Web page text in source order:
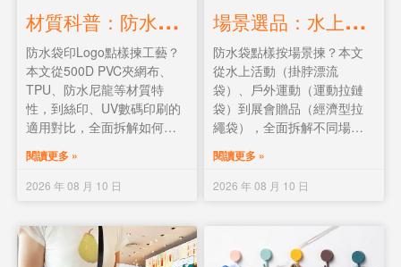
材
質科普：防水袋印Logo怎麼選工藝？PVC、TPU、夾網布材質與印刷對比
防水袋印Logo點樣揀工藝？
本文從500D PVC夾網布、
TPU、防水尼龍等材質特
性，到絲印、UV數碼印刷的
適用對比，全面拆解如何確
保訂製Logo在長期泡水後不
脫落。附少年警訊客製化戶
外防水袋實例，助你精準選
閱讀更多 »
2026 年 08 月 10 日
場
景選品：水上活動、戶外運動、展會贈品——防水袋該怎麼選？
防水袋點樣按場景揀？本文
從水上活動（掛脖漂流
袋）、戶外運動（運動拉鏈
袋）到展會贈品（經濟型拉
繩袋），全面拆解不同場景
下防水袋的尺寸
（5L/10L）、材質與款式選
擇。助你精準配對需求，選
閱讀更多 »
2026 年 08 月 10 日